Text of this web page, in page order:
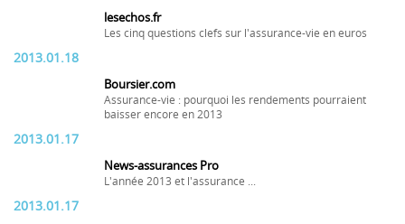
lesechos.fr
Les cinq questions clefs sur l'assurance-vie en euros
2013.01.18
Boursier.com
Assurance-vie : pourquoi les rendements pourraient
baisser encore en 2013
2013.01.17
News-assurances Pro
L'année 2013 et l'assurance ...
2013.01.17